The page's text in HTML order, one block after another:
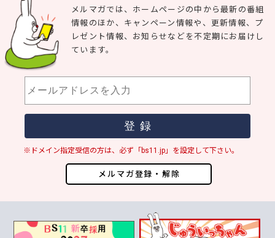
メルマガ登録・解除
メルマガでは、ホームページの中から最新の番組
情報のほか、キャンペーン情報や、更新情報、プ
レゼント情報、お知らせなどを不定期にお届けし
ています。
※ドメイン指定受信の方は、必ず「bs11.jp」を設定して下さい。